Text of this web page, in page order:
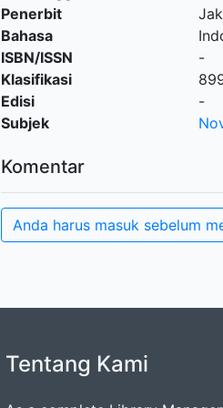
Penerbit
Bahasa
ISBN/ISSN
-
Klasifikasi
Edisi
-
Subjek
Komentar
Anda harus masuk sebelum
Tentang Kami